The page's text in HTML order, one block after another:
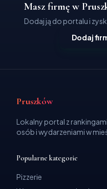
Masz firmę w
Dodaj ją do portalu i
Dodaj
Pruszków
Lokalny portal z
osób i wydarzeniami w
Popularne kategorie
Pizzerie